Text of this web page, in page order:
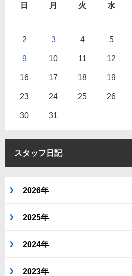
日 月 火 水
2 3 4 5
9 10 11 12
16 17 18 19
23 24 25 26
30 31
スタッフ日記
2026年
2025年
2024年
2023年